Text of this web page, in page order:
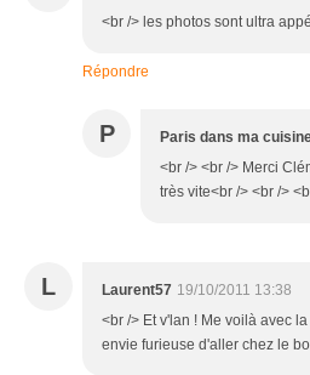
<br /> les photos sont ultra
Répondre
P Paris dans ma
<br /> <br /> Merci
très vite<br /> <br />
L Laurent57 19/10/2011 13:38
<br /> Et v'lan ! Me voilà avec
envie furieuse d'aller chez le